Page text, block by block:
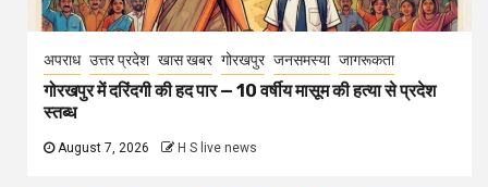
अपराध उत्तर प्रदेश खास खबर गोरखपुर जनसमस्या जागरूकता
गोरखपुर में दरिंदगी की हद पार — 10 वर्षीय मासूम की हत्या से प्रदेश
स्तब्ध
August 7, 2026 H S live news